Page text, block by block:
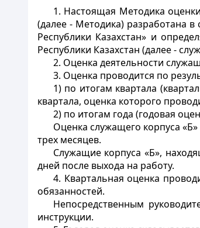
1. Настоящая Методика
(далее - Методика) разработана в
Республики Казахстан» и
Республики Казахстан (далее -
2. Оценка деятельности
3. Оценка проводится по
1) по итогам квартала
квартала, оценка которого
2) по итогам года (годовая
Оценка служащего корпуса
трех месяцев.
Служащие корпуса «Б»,
дней после выхода на работу.
4. Квартальная оценка
обязанностей.
Непосредственным
инструкции.